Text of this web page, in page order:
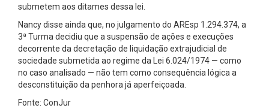
submetem aos ditames dessa lei.
Nancy disse ainda que, no julgamento do AREsp 1.294.374, a
3ª Turma decidiu que a suspensão de ações e execuções
decorrente da decretação de liquidação extrajudicial de
sociedade submetida ao regime da Lei 6.024/1974 — como
no caso analisado — não tem como consequência lógica a
desconstituição da penhora já aperfeiçoada.
Fonte: ConJur